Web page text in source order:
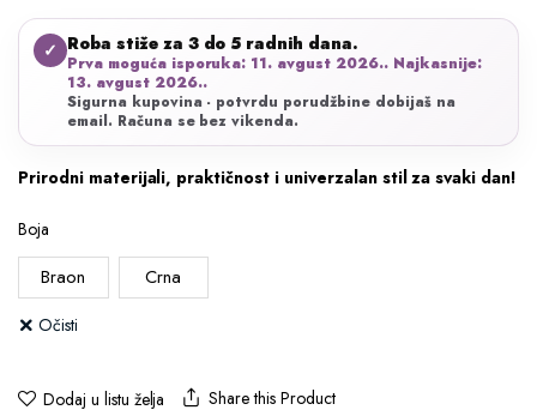
✓ Roba stiže za 3 do 5 radnih dana.
Prva moguća isporuka: 11. avgust 2026.. Najkasnije:
13. avgust 2026..
Sigurna kupovina - potvrdu porudžbine dobijaš na
email. Računa se bez vikenda.
Prirodni materijali, praktičnost i univerzalan stil za svaki dan!
Boja
Braon Crna
Očisti
Dodaj u listu želja Share this Product